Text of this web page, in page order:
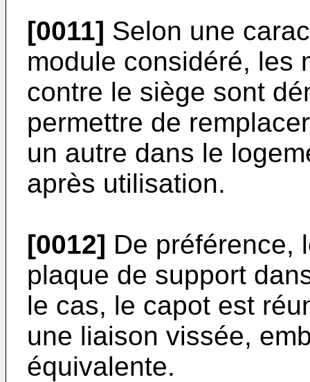
[0011] Selon une
module considéré, les
contre le siège sont
permettre de
un autre dans le
après utilisation.
[0012] De préférence,
plaque de support
le cas, le capot est
une liaison vissée,
équivalente.